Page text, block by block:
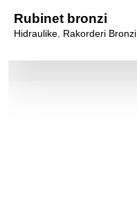
Rubinet bronzi
Hidraulike Rakorderi Bronzi